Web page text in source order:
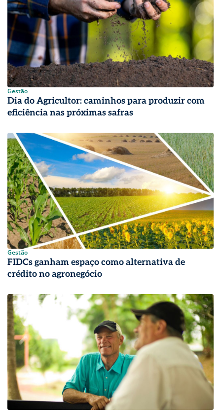
Gestão
Dia do Agricultor: caminhos para produzir com
eficiência nas próximas safras
Gestão
FIDCs ganham espaço como alternativa de
crédito no agronegócio